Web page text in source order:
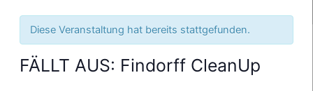
Diese Veranstaltung hat bereits stattgefunden.
FÄLLT AUS: Findorff CleanUp